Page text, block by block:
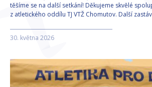
těšíme se na další setkání! Děkujeme skvělé
z atletického oddílu TJ VTŽ Chomutov. Další
30. května 2026